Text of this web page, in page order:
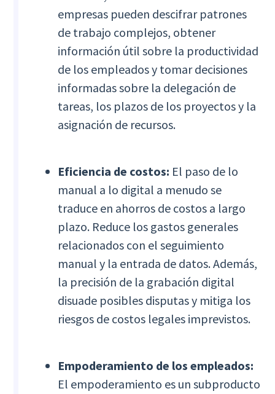
empresas pueden descifrar patrones
de trabajo complejos, obtener
información útil sobre la productividad
de los empleados y tomar decisiones
informadas sobre la delegación de
tareas, los plazos de los proyectos y la
asignación de recursos.
Eficiencia de costos: El paso de lo
manual a lo digital a menudo se
traduce en ahorros de costos a largo
plazo. Reduce los gastos generales
relacionados con el seguimiento
manual y la entrada de datos. Además,
la precisión de la grabación digital
disuade posibles disputas y mitiga los
riesgos de costos legales imprevistos.
Empoderamiento de los empleados:
El empoderamiento es un subproducto